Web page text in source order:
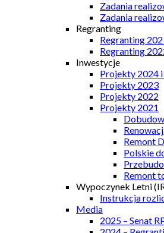
Zadania
Zadania
Regranting
Regranting
Regranting
Inwestycje
Projekty 2024
Projekty 2023
Projekty 2022
Projekty 2021
Remont
Polskie
Remont
Wypoczynek Letni
Instrukcja
Media
2025 – Senat